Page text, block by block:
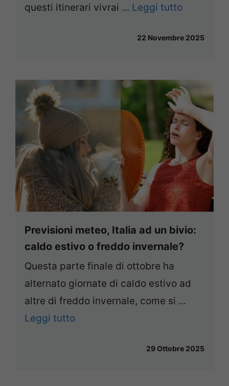
questi itinerari vivrai ... Leggi tutto
22 Novembre 2025
Previsioni meteo, Italia ad un bivio:
caldo estivo o freddo invernale?
Questa parte finale di ottobre ha
alternato giornate di caldo estivo ad
altre di freddo invernale, come si ...
Leggi tutto
29 Ottobre 2025